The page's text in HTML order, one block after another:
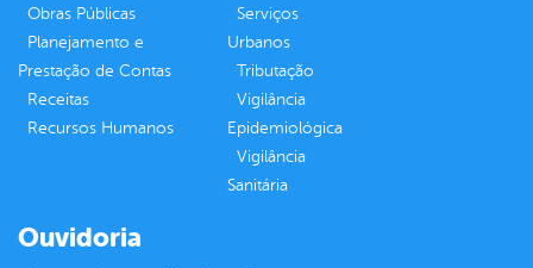
Obras Públicas
Planejamento e
Prestação de Contas
Receitas
Recursos Humanos
Serviços
Urbanos
Tributação
Vigilância
Epidemiológica
Vigilância
Sanitária
Ouvidoria